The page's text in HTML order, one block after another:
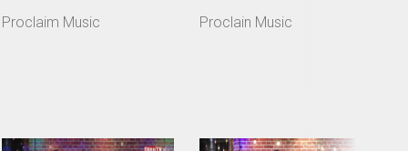
Proclaim Music Proclain Music